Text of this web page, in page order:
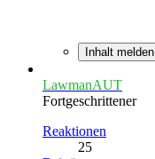
Inhalt melden
LawmanAUT
Fortgeschrittener
Reaktionen
25